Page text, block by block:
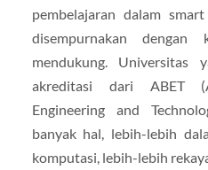
pembelajaran dalam
disempurnakan dengan
mendukung. Universitas
akreditasi dari ABET
Engineering and
banyak hal, lebih-lebih
komputasi, lebih-lebih